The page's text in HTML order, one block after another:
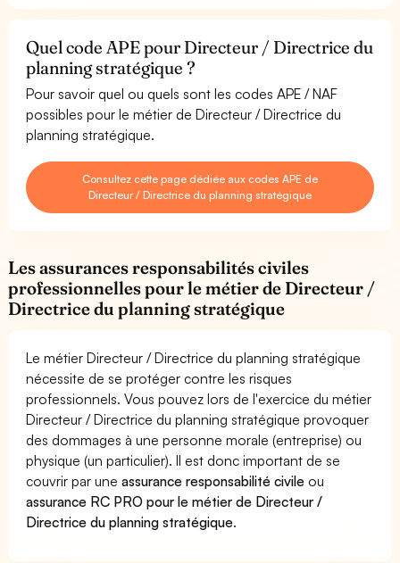
Quel code APE pour Directeur / Directrice du
planning stratégique ?
Pour savoir quel ou quels sont les codes APE / NAF
possibles pour le métier de Directeur / Directrice du
planning stratégique.
Consultez cette page dédiée aux codes APE de
Directeur / Directrice du planning stratégique
Les assurances responsabilités civiles
professionnelles pour le métier de Directeur /
Directrice du planning stratégique
Le métier Directeur / Directrice du planning stratégique
nécessite de se protéger contre les risques
professionnels. Vous pouvez lors de l'exercice du métier
Directeur / Directrice du planning stratégique provoquer
des dommages à une personne morale (entreprise) ou
physique (un particulier). Il est donc important de se
couvrir par uneassurance responsabilité civile ou
assurance RC PRO pour le métier de Directeur /
Directrice du planning stratégique.